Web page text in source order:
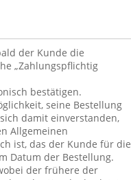
der Kunde die
„Zahlungspflichtig
bestätigen.
seine Bestellung
damit einverstanden,
Allgemeinen
ist, das der Kunde für die
Datum der Bestellung.
der frühere der